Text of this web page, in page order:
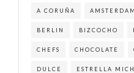
A CORUÑA AMSTERDAM
BERLIN BIZCOCHO
CHEFS CHOCOLATE
DULCE ESTRELLA